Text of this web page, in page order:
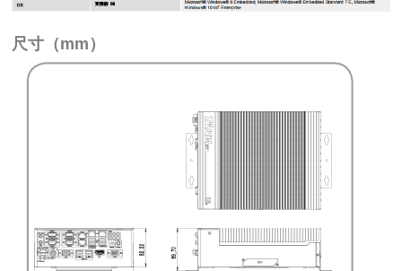
尺寸（mm）